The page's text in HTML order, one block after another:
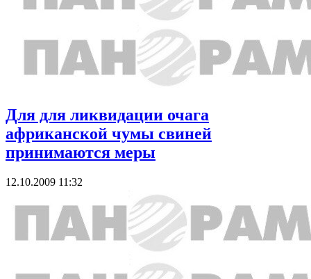
Для для ликвидации очага
африканской чумы свиней
принимаются меры
12.10.2009 11:32